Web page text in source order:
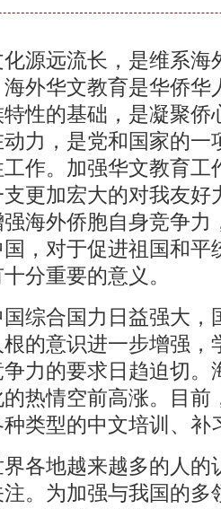
远流长，是维系海
外华文教育是华侨华
性的基础，是凝聚侨
力，是党和国家的一
作。加强华文教育工
更加宏大的对我友好
海外侨胞自身竞争力
，对于促进祖国和平
分重要的意义。
合国力日益强大，
的意识进一步增强，
力的要求日趋迫切。
热情空前高涨。目前
类型的中文培训、补
地越来越多的人的
。为加强与我国的多